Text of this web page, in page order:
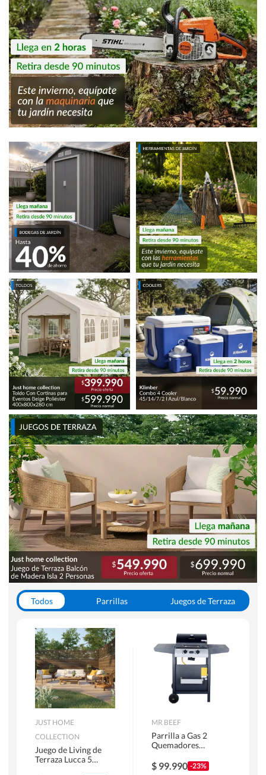
Todos Parrillas
Juegos de Terraza
JUST HOME
COLLECTION
Juego de Living de
Terraza Lucca 5
MR BEEF
Parrilla a Gas 2
Quemadores
$ 99.990 -23%